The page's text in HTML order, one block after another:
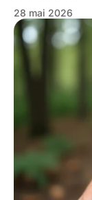
28 mai 2026